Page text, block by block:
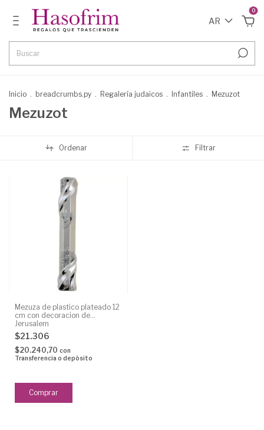
AR
0
Inicio . breadcrumbs.py . Regalería judaicos . Infantiles . Mezuzot
Mezuzot
Ordenar Filtrar
Mezuza de plastico plateado 12
cm con decoracion de
Jerusalem
$21.306
$20.240,70 con
Transferencia o depósito